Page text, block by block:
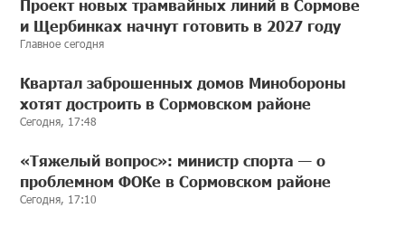
Проект новых трамвайных линий в Сормове
и Щербинках начнут готовить в 2027 году
Главное сегодня
Квартал заброшенных домов Минобороны
хотят достроить в Сормовском районе
Сегодня, 17:48
«Тяжелый вопрос»: министр спорта — о
проблемном ФОКе в Сормовском районе
Сегодня, 17:10